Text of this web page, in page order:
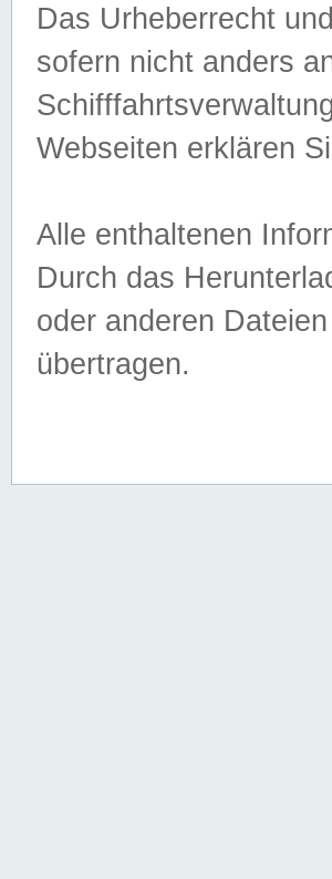
Das Urheberrecht
sofern nicht anders
Webseiten erklären
Alle enthaltenen
Durch das
oder anderen
übertragen.